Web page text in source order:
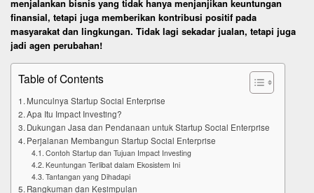
menjalankan bisnis yang tidak hanya menjanjikan keuntungan
finansial, tetapi juga memberikan kontribusi positif pada
masyarakat dan lingkungan. Tidak lagi sekadar jualan, tetapi juga
jadi agen perubahan!
Table of Contents
Munculnya Startup Social Enterprise
Apa Itu Impact Investing?
Dukungan Jasa dan Pendanaan untuk Startup Social Enterprise
Perjalanan Membangun Startup Social Enterprise
Contoh Startup dan Tujuan Impact Investing
Keuntungan Terlibat dalam Ekosistem Ini
Tantangan yang Dihadapi
Rangkuman dan Kesimpulan